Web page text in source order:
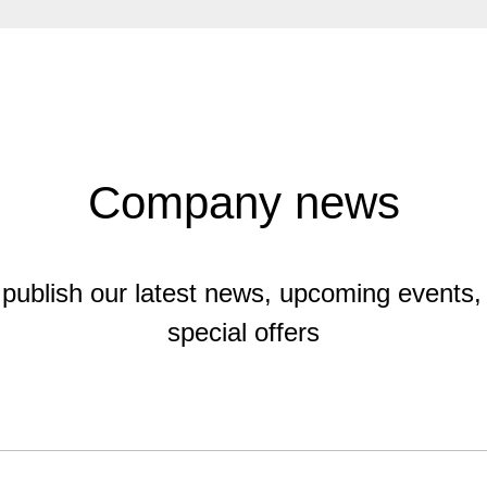
Company news
our latest news, upcoming
special offers